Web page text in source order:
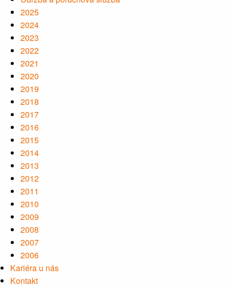
2025
2024
2023
2022
2021
2020
2019
2018
2017
2016
2015
2014
2013
2012
2011
2010
2009
2008
2007
2006
Kariéra u nás
Kontakt